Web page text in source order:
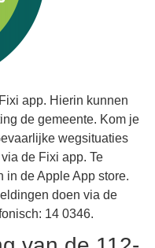
app. Hierin kunnen
de gemeente. Kom je
wegsituaties
de Fixi app. Te
in de Apple App store.
doen via de
14 0346.